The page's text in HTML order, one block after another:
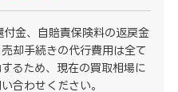
金、自賠責保険料の返戻金
却手続きの代行費用は全て
るため、現在の買取相場に
合わせください。